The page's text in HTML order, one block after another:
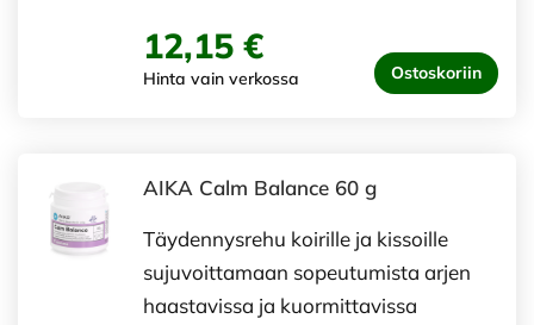
12,15 €
Hinta vain verkossa Ostoskoriin
AIKA Calm Balance 60 g
Täydennysrehu koirille ja kissoille
sujuvoittamaan sopeutumista arjen
haastavissa ja kuormittavissa